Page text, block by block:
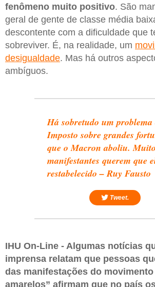
fenômeno muito positivo. São
geral de gente de classe média
descontente com a dificuldade que
sobreviver. É, na realidade, um
desigualdade. Mas há outros
ambíguos.
Há sobretudo um problema
Imposto sobre grandes
que o Macron aboliu.
manifestantes querem que
restabelecido – Ruy Fausto
Tweet.
IHU On-Line - Algumas notícias
imprensa relatam que pessoas
das manifestações do
amarelos” afirmam que no país